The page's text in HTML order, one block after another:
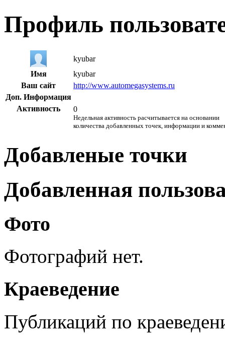
Профиль
kyubar
Имя
kyubar
Ваш сайт
http://www.automegasystems.ru
Доп. Информация
Активность
0
Недельная активность расчитывается на основании
количества добавленных точек, информации и
Добавленые точки
Добавленная
Фото
Фотографий нет.
Краеведение
Публикаций по